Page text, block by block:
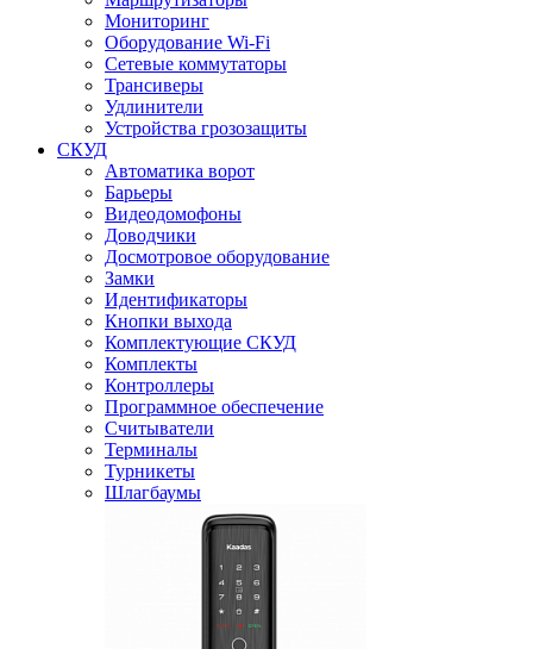
Мониторинг
Оборудование Wi-Fi
Сетевые коммутаторы
Трансиверы
Удлинители
Устройства грозозащиты
СКУД
Автоматика ворот
Барьеры
Видеодомофоны
Доводчики
Досмотровое оборудование
Замки
Идентификаторы
Кнопки выхода
Комплектующие СКУД
Комплекты
Контроллеры
Программное обеспечение
Считыватели
Терминалы
Турникеты
Шлагбаумы